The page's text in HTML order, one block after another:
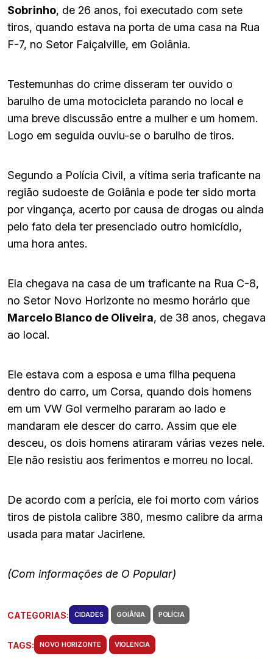
Sobrinho, de 26 anos, foi executado com sete
tiros, quando estava na porta de uma casa na Rua
F-7, no Setor Faiçalville, em Goiânia.
Testemunhas do crime disseram ter ouvido o
barulho de uma motocicleta parando no local e
uma breve discussão entre a mulher e um homem.
Logo em seguida ouviu-se o barulho de tiros.
Segundo a Polícia Civil, a vítima seria traficante na
região sudoeste de Goiânia e pode ter sido morta
por vingança, acerto por causa de drogas ou ainda
pelo fato dela ter presenciado outro homicídio,
uma hora antes.
Ela chegava na casa de um traficante na Rua C-8,
no Setor Novo Horizonte no mesmo horário que
Marcelo Blanco de Oliveira, de 38 anos, chegava
ao local.
Ele estava com a esposa e uma filha pequena
dentro do carro, um Corsa, quando dois homens
em um VW Gol vermelho pararam ao lado e
mandaram ele descer do carro. Assim que ele
desceu, os dois homens atiraram várias vezes nele.
Ele não resistiu aos ferimentos e morreu no local.
De acordo com a perícia, ele foi morto com vários
tiros de pistola calibre 380, mesmo calibre da arma
usada para matar Jacirlene.
(Com informações de O Popular)
CATEGORIAS: CIDADES GOIÂNIA POLÍCIA
TAGS: NOVO HORIZONTE VIOLENCIA